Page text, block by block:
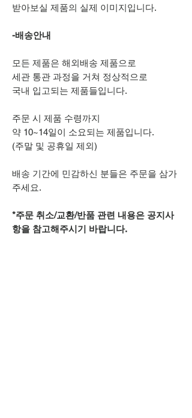
받아보실 제품의 실제 이미지입니다.
-배송안내
모든 제품은 해외배송 제품으로
세관 통관 과정을 거쳐 정상적으로
국내 입고되는 제품들입니다.
주문 시 제품 수령까지
약 10~14일이 소요되는 제품입니다.
(주말 및 공휴일 제외)
배송 기간에 민감하신 분들은 주문을 삼가
주세요.
*주문 취소/교환/반품 관련 내용은 공지사
항을 참고해주시기 바랍니다.